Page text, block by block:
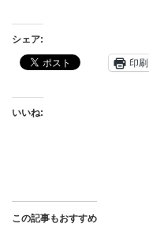
シェア:
印刷
いいね:
この記事もおすすめ